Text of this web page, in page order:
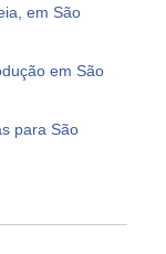
em São
em São
para São